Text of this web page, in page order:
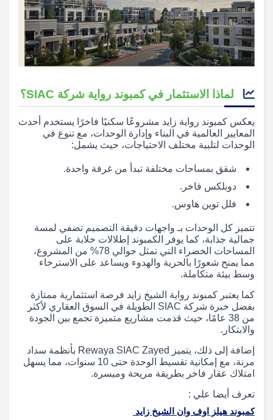
لماذا الاستثمار في كمبوند رواية شركة SIAC؟
يعكس كمبوند رواية زايد مشروعًا سكنيًا فاخرًا يستخدم أحدث
المعايير العالمية في البناء وإدارة الوحدات، مع تنوع في
الوحدات لتلبية مختلف الاحتياجات، حيث يشمل:
شقق بمساحات مختلفة تبدأ من غرفة واحدة.
دوبلكس فاخر.
فلل توين هاوس.
تتميز كل الوحدات بـ واجهات دقيقة التصميم تضفي لمسة
جمالية جذابة، كما يوفر الكمبوند إطلالات خلابة على
المساحات الخضراء التي تمثل حوالي 78% من المشروع،
مما يمنح شعورًا بالحرية والهدوء ويساعد على الاسترخاء
وسط بيئة متكاملة.
كما يعتبر كمبوند رواية الشيخ زايد فرصة استثمارية ممتازة
بفضل خبرة شركة SIAC الطويلة في السوق العقاري لأكثر
من 38 عامًا، حيث قدمت مشاريع متميزة تجمع بين الجودة
والابتكار.
إضافة إلى ذلك، يتميز Rewaya SIAC Zayed بأنظمة سداد
مرنة، مع إمكانية تقسيط الوحدة حتى 10 سنوات، مما يسهل
امتلاك عقار فاخر بطريقة مريحة وميسرة.
تعرف أيضا علي :
كمبوند هيلز اوف وان الشيخ زايد